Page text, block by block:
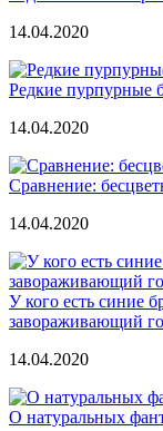
14.04.2020
Редкие пурпурные
14.04.2020
Сравнение:
14.04.2020
У кого есть синие
завораживающий
14.04.2020
О натуральных